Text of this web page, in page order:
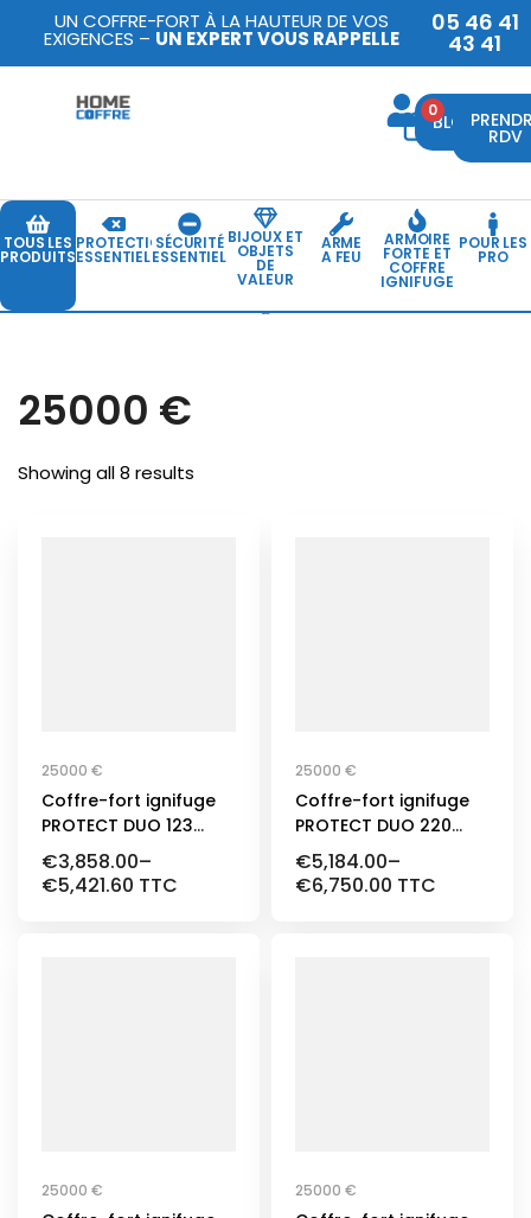
UN COFFRE-FORT À LA HAUTEUR DE VOS
EXIGENCES – UN EXPERT VOUS RAPPELLE
05 46 41
43 41
0BLOG
RDV
TOUS LES
PRODUITS
PROTECTION
ESSENTIELLE
SÉCURITÉ
ESSENTIELLE
BIJOUX ET
OBJETS
DE
VALEUR
ARME
A FEU
ARMOIRE
FORTE ET
COFFRE
IGNIFUGE
POUR LES
PRO
25000 €
25000 €
Showing all 8 results
25000 €
Coffre-fort ignifuge
PROTECT DUO 123
Classe 1
€3,858.00–
€5,421.60 TTC
25000 €
Coffre-fort ignifuge
PROTECT DUO 220
Litres certifié selon la
norme EN 1143-1,
Classe 1
€5,184.00–
€6,750.00 TTC
25000 € 25000 €